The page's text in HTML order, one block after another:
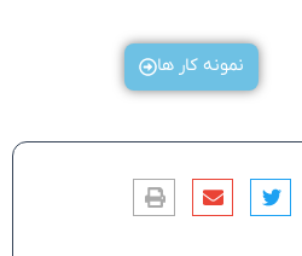
نمونه کار ها